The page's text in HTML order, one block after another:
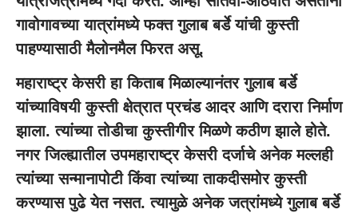
गावोगावच्या यात्रांमध्ये फक्त गुलाब बर्डे यांची कुस्ती
पाहण्यासाठी मैलोनमैल फिरत असू.
महाराष्ट्र केसरी हा किताब मिळाल्यानंतर गुलाब बर्डे
यांच्याविषयी कुस्ती क्षेत्रात प्रचंड आदर आणि दरारा निर्माण
झाला. त्यांच्या तोडीचा कुस्तीगीर मिळणे कठीण झाले होते.
नगर जिल्ह्यातील उपमहाराष्ट्र केसरी दर्जाचे अनेक मल्लही
त्यांच्या सन्मानापोटी किंवा त्यांच्या ताकदीसमोर कुस्ती
करण्यास पुढे येत नसत. त्यामुळे अनेक जत्रांमध्ये गुलाब बर्डे